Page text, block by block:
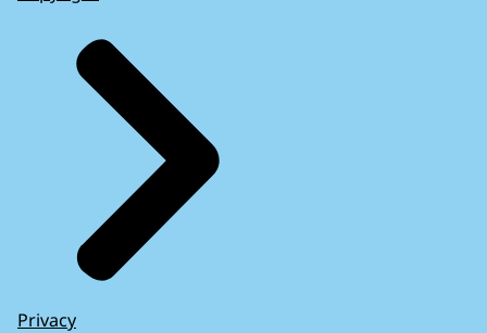
Privacy